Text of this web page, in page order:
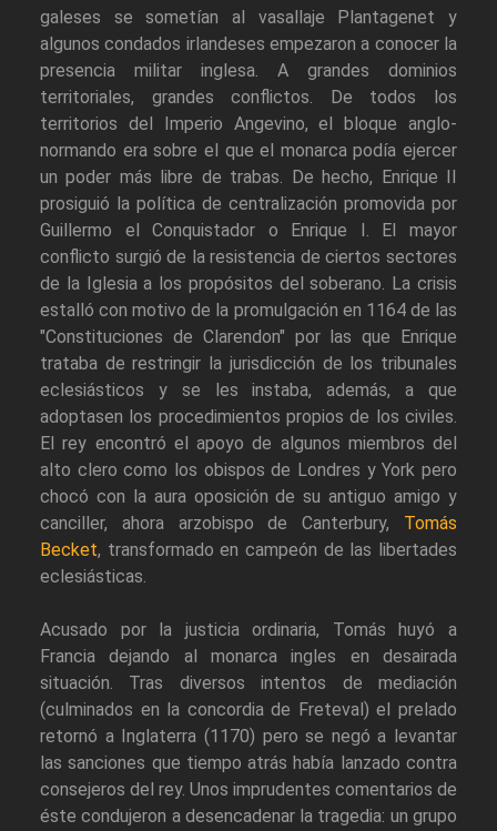
galeses se sometían al vasallaje Plantagenet y
algunos condados irlandeses empezaron a conocer la
presencia militar inglesa. A grandes dominios
territoriales, grandes conflictos. De todos los
territorios del Imperio Angevino, el bloque anglo-
normando era sobre el que el monarca podía ejercer
un poder más libre de trabas. De hecho, Enrique II
prosiguió la política de centralización promovida por
Guillermo el Conquistador o Enrique I. El mayor
conflicto surgió de la resistencia de ciertos sectores
de la Iglesia a los propósitos del soberano. La crisis
estalló con motivo de la promulgación en 1164 de las
"Constituciones de Clarendon" por las que Enrique
trataba de restringir la jurisdicción de los tribunales
eclesiásticos y se les instaba, además, a que
adoptasen los procedimientos propios de los civiles.
El rey encontró el apoyo de algunos miembros del
alto clero como los obispos de Londres y York pero
chocó con la aura oposición de su antiguo amigo y
canciller, ahora arzobispo de Canterbury, Tomás
Becket, transformado en campeón de las libertades
eclesiásticas.
Acusado por la justicia ordinaria, Tomás huyó a
Francia dejando al monarca ingles en desairada
situación. Tras diversos intentos de mediación
(culminados en la concordia de Freteval) el prelado
retornó a Inglaterra (1170) pero se negó a levantar
las sanciones que tiempo atrás había lanzado contra
consejeros del rey. Unos imprudentes comentarios de
éste condujeron a desencadenar la tragedia: un grupo